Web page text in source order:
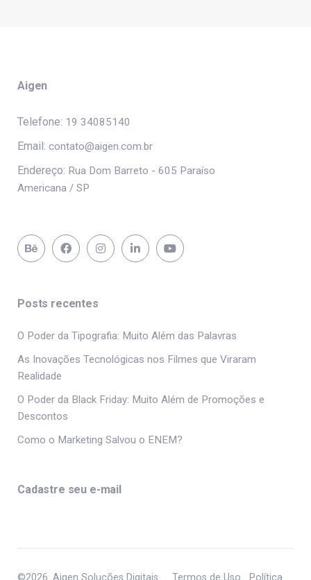
Aigen
Telefone: 19 34085140
Email: contato@aigen.com.br
Endereço: Rua Dom Barreto - 605 Paraíso
Americana / SP
Posts recentes
O Poder da Tipografia: Muito Além das Palavras
As Inovações Tecnológicas nos Filmes que Viraram
Realidade
O Poder da Black Friday: Muito Além de Promoções e
Descontos
Como o Marketing Salvou o ENEM?
Cadastre seu e-mail